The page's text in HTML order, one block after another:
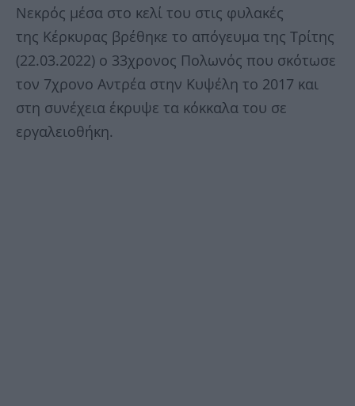
Νεκρός μέσα στο κελί του στις φυλακές
της Κέρκυρας βρέθηκε το απόγευμα της Τρίτης
(22.03.2022) ο 33χρονος Πολωνός που σκότωσε
τον 7χρονο Αντρέα στην Κυψέλη το 2017 και
στη συνέχεια έκρυψε τα κόκκαλα του σε
εργαλειοθήκη.